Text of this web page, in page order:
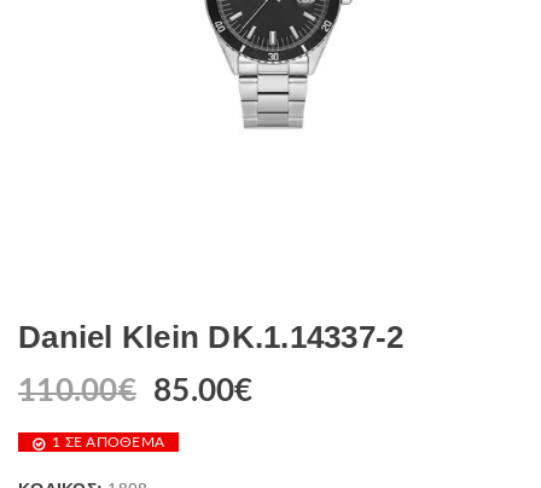
Daniel Klein DK.1.14337-2
110.00€ 85.00€
1 ΣΕ ΑΠΌΘΕΜΑ